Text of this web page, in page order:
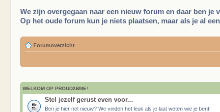
We zijn overgegaan naar een nieuw forum en daar ben je
Op het oude forum kun je niets plaatsen, maar als je al
Forumoverzicht
WELKOM OP PROUD2BME!
Stel jezelf gerust even voor...
Ben je hier net nieuw? We vinden het leuk als je laat weten wie je bent!